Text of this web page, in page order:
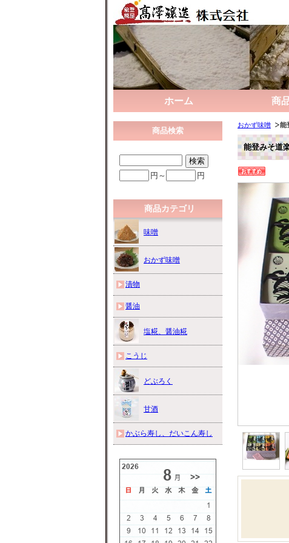
ホーム 商
おかず味噌 能
能登みそ道
商品検索
円～ 円
商品カテゴリ
味噌
おかず味噌
漬物
醤油
塩糀、醤油糀
こうじ
どぶろく
甘酒
かぶら寿し、だいこん寿し